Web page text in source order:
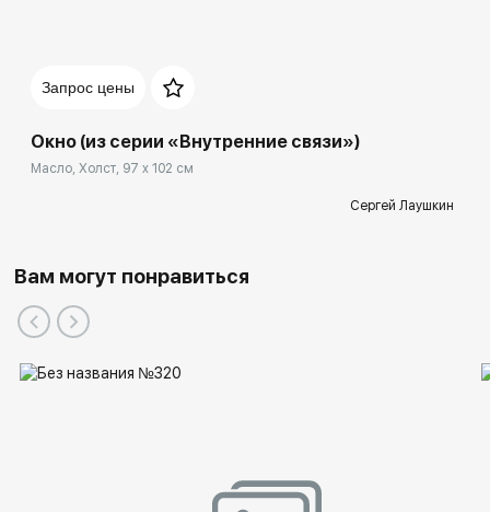
Запрос цены
Окно (из серии «Внутренние связи»)
Масло, Холст, 97 x 102 см
Сергей Лаушкин
Вам могут понравиться